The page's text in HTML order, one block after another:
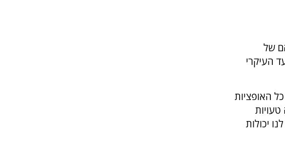
של
העיקרי
האופציות
יכולות